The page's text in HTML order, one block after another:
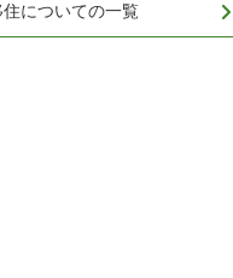
住についての一覧